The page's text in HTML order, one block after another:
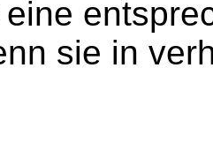
sie in